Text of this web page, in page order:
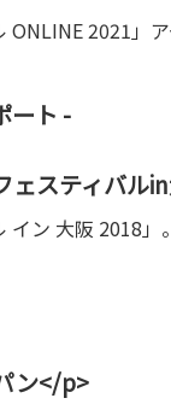
ONLINE 2021
ート -
ェスティバル
イン 大阪 2018
ン</p>